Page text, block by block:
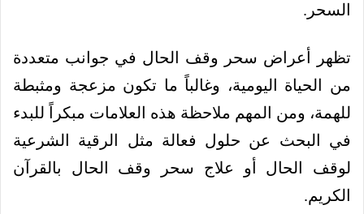
السحر.
تظهر أعراض سحر وقف الحال في جوانب متعددة
من الحياة اليومية، وغالباً ما تكون مزعجة ومثبطة
للهمة، ومن المهم ملاحظة هذه العلامات مبكراً للبدء
في البحث عن حلول فعالة مثل الرقية الشرعية
لوقف الحال أو علاج سحر وقف الحال بالقرآن
الكريم.